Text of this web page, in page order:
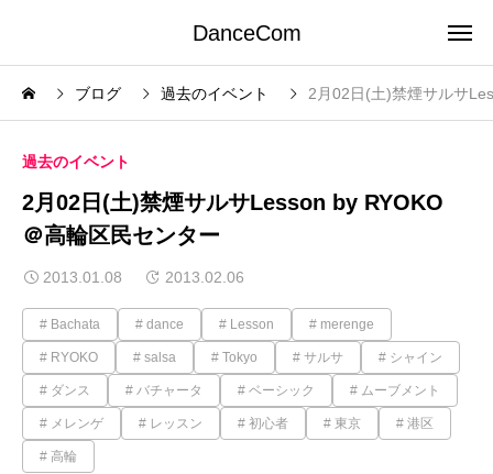
DanceCom
ブログ 過去のイベント 2月02日(土)禁煙サルサ
過去のイベント
2月02日(土)禁煙サルサLesson by RYOKO
＠高輪区民センター
2013.01.08 2013.02.06
Bachata dance Lesson merenge
RYOKO salsa Tokyo サルサ シャイン
ダンス バチャータ ベーシック ムーブメント
メレンゲ レッスン 初心者 東京 港区
高輪